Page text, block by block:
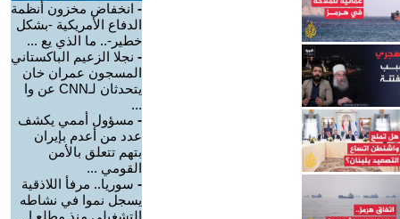
- انخفاض مخزون أنظمة
الدفاع الأمريكية -بشكل
خطير-.. ما الذي يع ...
- نجلا الزعيم الباكستاني
المسجون عمران خان
يتحدثان لـCNN عن وا
...
- مسؤول أممي يكشف
عدد من أعدم بإيران
بتهم تتعلق بالأمن
القومي ...
- سوريا.. مرفأ اللاذقية
يسجل نموا في نشاطه
التشغيلي منذ مطلع ا ...